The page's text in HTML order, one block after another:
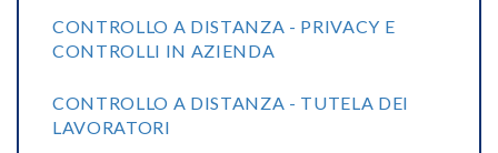
CONTROLLO A DISTANZA - PRIVACY E
CONTROLLI IN AZIENDA
CONTROLLO A DISTANZA - TUTELA DEI
LAVORATORI